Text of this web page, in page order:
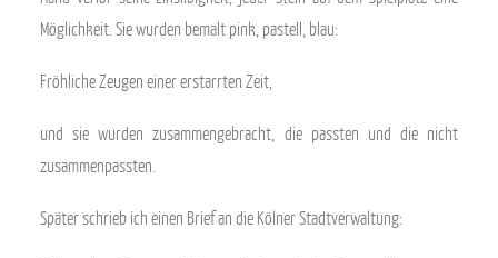
Möglichkeit. Sie wurden bemalt pink, pastell, blau:
Fröhliche Zeugen einer erstarrten Zeit,
und sie wurden zusammengebracht, die passten und die nicht
zusammenpassten.
Später schrieb ich einen Brief an die Kölner Stadtverwaltung: